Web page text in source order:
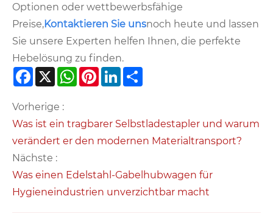
Optionen oder wettbewerbsfähige
Preise,Kontaktieren Sie unsnoch heute und lassen
Sie unsere Experten helfen Ihnen, die perfekte
Hebelösung zu finden.
Facebook
X WhatsApp
Pinterest
LinkedIn
Vorherige :
Was ist ein tragbarer Selbstladestapler und warum
verändert er den modernen Materialtransport?
Nächste :
Was einen Edelstahl-Gabelhubwagen für
Hygieneindustrien unverzichtbar macht